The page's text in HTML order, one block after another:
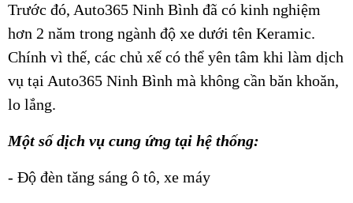
Trước đó, Auto365 Ninh Bình đã có kinh nghiệm
hơn 2 năm trong ngành độ xe dưới tên Keramic.
Chính vì thế, các chủ xế có thể yên tâm khi làm dịch
vụ tại Auto365 Ninh Bình mà không cần băn khoăn,
lo lắng.
Một số dịch vụ cung ứng tại hệ thống:
- Độ đèn tăng sáng ô tô, xe máy